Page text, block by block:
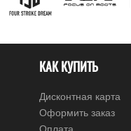
КАК КУПИТЬ
Дисконтная карта
Оформить заказ
Оплата